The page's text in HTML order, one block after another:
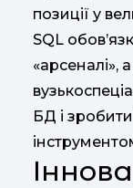
позиції у
SQL
«арсеналі»,
БД і